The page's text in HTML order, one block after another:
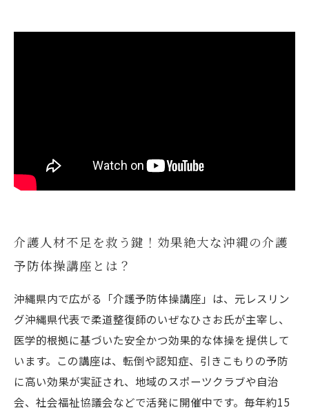
介護人材不足を救う鍵！効果絶大な沖縄の介護
予防体操講座とは？
沖縄県内で広がる「介護予防体操講座」は、元レスリン
グ沖縄県代表で柔道整復師のいぜなひさお氏が主宰し、
医学的根拠に基づいた安全かつ効果的な体操を提供して
います。この講座は、転倒や認知症、引きこもりの予防
に高い効果が実証され、地域のスポーツクラブや自治
会、社会福祉協議会などで活発に開催中です。毎年約15